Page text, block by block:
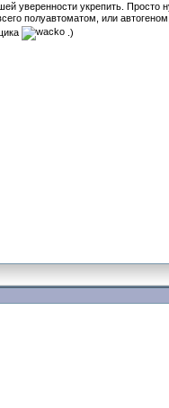
уверенности укрепить. Просто
полуавтоматом, или
.)